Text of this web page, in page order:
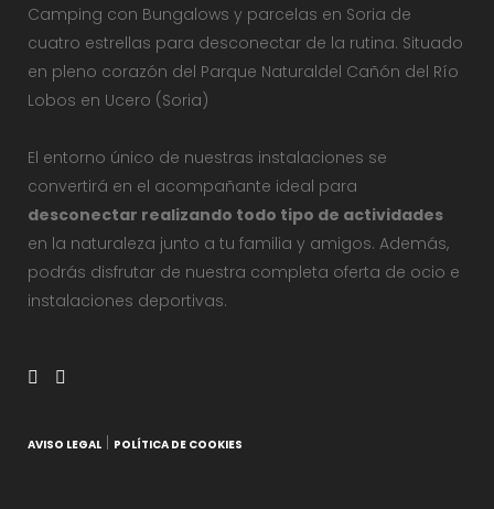
Camping con Bungalows y parcelas en Soria de
cuatro estrellas para desconectar de la rutina. Situado
en pleno corazón del Parque Naturaldel Cañón del Río
Lobos en Ucero (Soria)
El entorno único de nuestras instalaciones se
convertirá en el acompañante ideal para
desconectar realizando todo tipo de actividades
en la naturaleza junto a tu familia y amigos. Además,
podrás disfrutar de nuestra completa oferta de ocio e
instalaciones deportivas.
AVISO LEGAL POLÍTICA DE COOKIES